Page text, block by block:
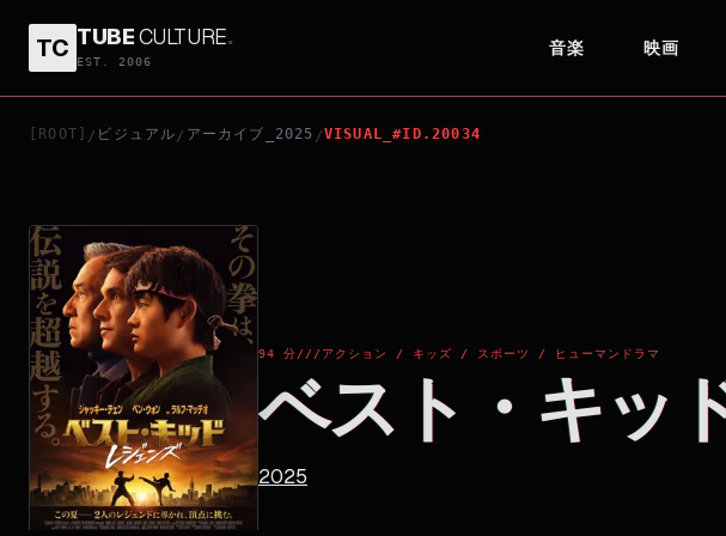
TC TUBECULTURE.
EST. 2006
音楽 映画
[ROOT] / ビジュアル / アーカイブ_2025 /VISUAL_#ID.20034
94 分/// アクション / キッズ / スポーツ / ヒューマンドラマ
ベスト・キッ
2025
ベスト・キッド：レジェンズ